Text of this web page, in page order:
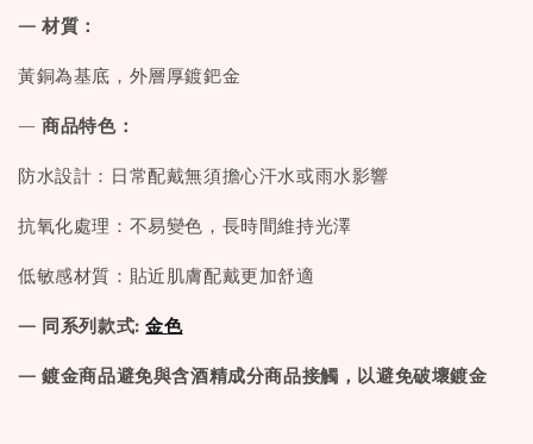
— 材質：
黃銅為基底，外層厚鍍鈀金
—商品特色：
防水設計：日常配戴無須擔心汗水或雨水影響
抗氧化處理：不易變色，長時間維持光澤
低敏感材質：貼近肌膚配戴更加舒適
— 同系列款式:金色
— 鍍金商品避免與含酒精成分商品接觸，以避免破壞鍍金